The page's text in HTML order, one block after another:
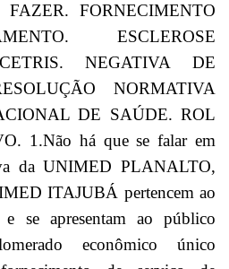
FORNECIMENTO
ESCLEROSE
NEGATIVA DE
NORMATIVA
DE SAÚDE. ROL
1.Não há que se falar em
da UNIMED PLANALTO,
ITAJUBÁ pertencem ao
se apresentam ao público
econômico único